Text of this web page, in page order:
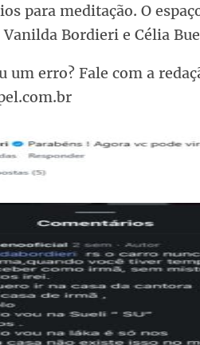
para meditação. O
Vanilda Bordieri e Célia
um erro? Fale com a